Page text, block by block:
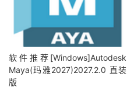
软件推荐[Windows]Autodesk
Maya(玛雅2027)2027.2.0 直装
版